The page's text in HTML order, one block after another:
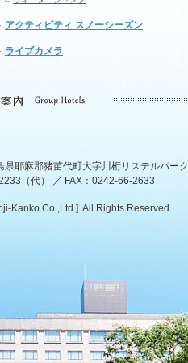
アクティビティ スノーシーズン
ライブカメラ
耶麻郡猪苗代町大字川桁リステルパーク
（代） ／ FAX：0242-66-2633
Kanko Co.,Ltd.]. All Rights Reserved.